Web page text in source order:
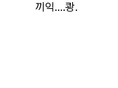
끼익....쾅.